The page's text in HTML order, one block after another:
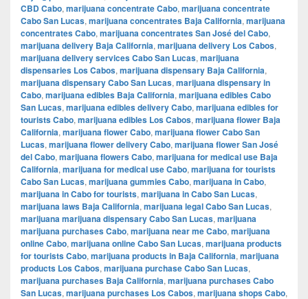
CBD Cabo, marijuana concentrate Cabo, marijuana concentrate
Cabo San Lucas, marijuana concentrates Baja California, marijuana
concentrates Cabo, marijuana concentrates San José del Cabo,
marijuana delivery Baja California, marijuana delivery Los Cabos,
marijuana delivery services Cabo San Lucas, marijuana
dispensaries Los Cabos, marijuana dispensary Baja California,
marijuana dispensary Cabo San Lucas, marijuana dispensary in
Cabo, marijuana edibles Baja California, marijuana edibles Cabo
San Lucas, marijuana edibles delivery Cabo, marijuana edibles for
tourists Cabo, marijuana edibles Los Cabos, marijuana flower Baja
California, marijuana flower Cabo, marijuana flower Cabo San
Lucas, marijuana flower delivery Cabo, marijuana flower San José
del Cabo, marijuana flowers Cabo, marijuana for medical use Baja
California, marijuana for medical use Cabo, marijuana for tourists
Cabo San Lucas, marijuana gummies Cabo, marijuana in Cabo,
marijuana in Cabo for tourists, marijuana in Cabo San Lucas,
marijuana laws Baja California, marijuana legal Cabo San Lucas,
marijuana marijuana dispensary Cabo San Lucas, marijuana
marijuana purchases Cabo, marijuana near me Cabo, marijuana
online Cabo, marijuana online Cabo San Lucas, marijuana products
for tourists Cabo, marijuana products in Baja California, marijuana
products Los Cabos, marijuana purchase Cabo San Lucas,
marijuana purchases Baja California, marijuana purchases Cabo
San Lucas, marijuana purchases Los Cabos, marijuana shops Cabo,